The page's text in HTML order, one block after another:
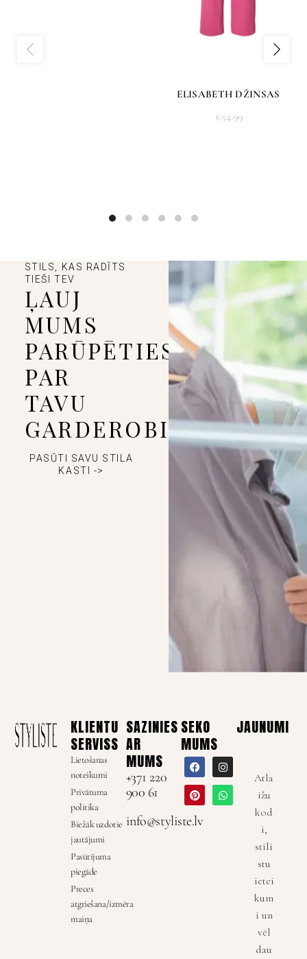
ELISABETH DŽINSAS
€54.99
STILS, KAS RADĪTS
TIEŠI TEV
ĻAUJ
MUMS
PARŪPĒTIES
PAR
TAVU
GARDEROBI
PASŪTI SAVU STILA
KASTI ->
KLIENTU
SERVISS
Lietošanas
noteikumi
Privātuma
politika
Biežāk uzdotie
jautājumi
Pasūtījuma
piegāde
Preces
atgriešana/izmēra
maiņa
SAZINIES
AR
MUMS
+371 220
900 61
info@styliste.lv
SEKO
MUMS
JAUNUMI
Atla
ižu
kod
i,
stili
stu
ietei
kum
i un
vēl
dau